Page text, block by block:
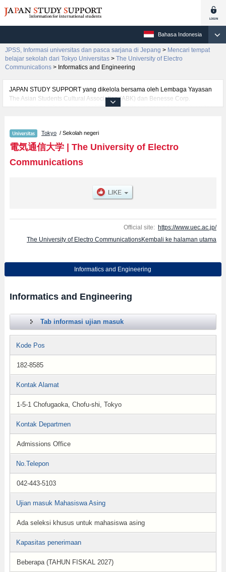
Bahasa Indonesia
JPSS, Informasi universitas dan pasca sarjana di Jepang > Mencari tempat
belajar sekolah dari Tokyo Universitas > The University of Electro
Communications > Informatics and Engineering
JAPAN STUDY SUPPORT yang dikelola bersama oleh Lembaga Yayasan
The Asian Students Cultural Association (ABK) dan Benesse Corp.
menyediakan informasi sekitar 1300 universitas, pascasarjana, universitas
Communications, mencakup informasi per fakultas seperti Fakultas
Informatics and Engineering, serta berbagai informasi yang berguna bagi
mahasiswa(i) mancanegara seperti kuota untuk jumlah pendaftar dan
jumlah kelulusan ujian masuk mahasiswa(i) mancanegara, informasi
Tokyo / Sekolah negeri
電気通信大学| The University of Electro
Communications
Official site: https://www.uec.ac.jp/
The University of Electro CommunicationsKembali ke halaman utama
Informatics and Engineering
Informatics and Engineering
Tab informasi ujian masuk
Kode Pos
182-8585
Kontak Alamat
1-5-1 Chofugaoka, Chofu-shi, Tokyo
Kontak Departmen
Admissions Office
No.Telepon
042-443-5103
Ujian masuk Mahasiswa Asing
Ada seleksi khusus untuk mahasiswa asing
Kapasitas penerimaan
Beberapa (TAHUN FISKAL 2027)